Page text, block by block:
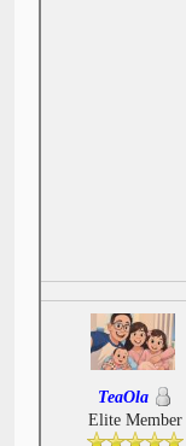
TeaOla
Elite Member